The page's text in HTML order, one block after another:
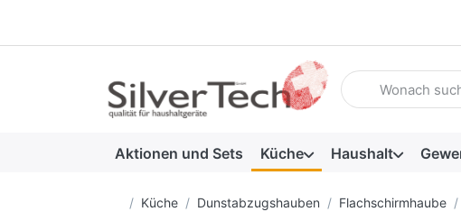
Geben Sie einen
Aktionen und Sets Küche Haushalt
Startseite
Küche Dunstabzugshauben Flachschirmhaube